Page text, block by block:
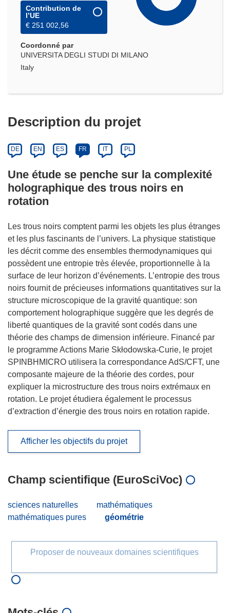
Contribution de
l’UE
€ 251 002,56
Coordonné par
UNIVERSITA DEGLI STUDI DI MILANO
Italy
Description du projet
DE EN ES FR IT PL
Une étude se penche sur la complexité
holographique des trous noirs en
rotation
Les trous noirs comptent parmi les objets les plus étranges
et les plus fascinants de l’univers. La physique statistique
les décrit comme des ensembles thermodynamiques qui
possèdent une entropie très élevée, proportionnelle à la
surface de leur horizon d’événements. L’entropie des trous
noirs fournit de précieuses informations quantitatives sur la
structure microscopique de la gravité quantique: son
comportement holographique suggère que les degrés de
liberté quantiques de la gravité sont codés dans une
théorie des champs de dimension inférieure. Financé par
le programme Actions Marie Skłodowska-Curie, le projet
SPINBHMICRO utilisera la correspondance AdS/CFT, une
composante majeure de la théorie des cordes, pour
expliquer la microstructure des trous noirs extrémaux en
rotation. Le projet étudiera également le processus
d’extraction d’énergie des trous noirs en rotation rapide.
Afficher les objectifs du projet
Champ scientifique (EuroSciVoc)
sciences naturelles
mathématiques
mathématiques pures
géométrie
Proposer de nouveaux domaines scientifiques